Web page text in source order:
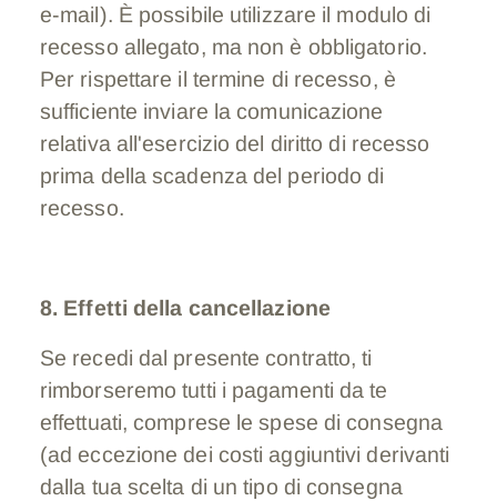
e-mail). È possibile utilizzare il modulo di
recesso allegato, ma non è obbligatorio.
Per rispettare il termine di recesso, è
sufficiente inviare la comunicazione
relativa all'esercizio del diritto di recesso
prima della scadenza del periodo di
recesso.
8. Effetti della cancellazione
Se recedi dal presente contratto, ti
rimborseremo tutti i pagamenti da te
effettuati, comprese le spese di consegna
(ad eccezione dei costi aggiuntivi derivanti
dalla tua scelta di un tipo di consegna